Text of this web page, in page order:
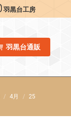
羽黒台工房
羽黒台通販
4月 25